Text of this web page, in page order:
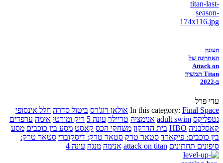
העונה
האחרונה של
Attack on
Titan תמשיך
ב-2022
עדי פרל
In this category: Final Space אולאן רוג'רס ביטול סדרה חלל אינסופי
נטפליקס adult swim אנימציה טריילר עונה 5 ריק ומורטי אימה ערפדים
קאסלבניה HBO בית הדרקון משחקי הכס קאסט מסע בין כוכבים מסע
בין כוכבים: פיקארד סטאר טרק סטאר טרק: דיסקוברי סטאר טרק:
סיפונים תחתונים attack on titan אנימה מנגה עונה 4